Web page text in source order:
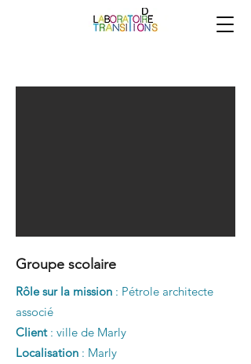
Groupe scolaire
Rôle sur la mission : Pétrole architecte
associé
Client : ville de Marly
Localisation : Marly